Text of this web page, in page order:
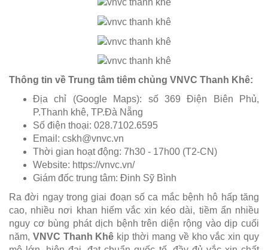
Thông tin về Trung tâm tiêm chủng VNVC Thanh Khê:
Địa chỉ (Google Maps): số 369 Điện Biên Phủ,
P.Thanh khê, TP.Đà Nẵng
Số điện thoại: 028.7102.6595
Email: cskh@vnvc.vn
Thời gian hoạt động: 7h30 - 17h00 (T2-CN)
Website: https://vnvc.vn/
Giám đốc trung tâm: Đinh Sỹ Bình
Ra đời ngay trong giai đoạn số ca mắc bệnh hô hấp tăng
cao, nhiều nơi khan hiếm vắc xin kéo dài, tiềm ẩn nhiều
nguy cơ bùng phát dịch bệnh trên diện rộng vào dịp cuối
năm, VNVC Thanh Khê kịp thời mang về kho vắc xin quy